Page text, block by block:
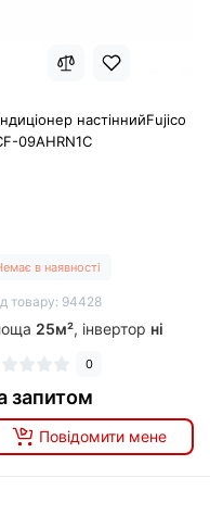
настіннийFujico
09AHRN1C
в наявності
товару: 94428
25м², інвертор ні
0
запитом
Повідомити мене